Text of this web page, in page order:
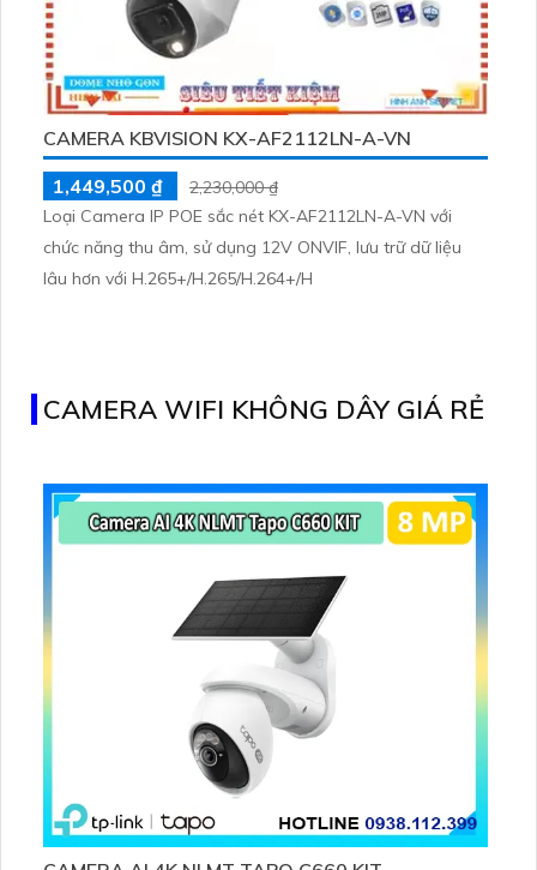
CAMERA KBVISION KX-AF2112LN-A-VN
1,449,500 ₫
2,230,000 ₫
Loại Camera IP POE sắc nét KX-AF2112LN-A-VN với
chức năng thu âm, sử dụng 12V ONVIF, lưu trữ dữ liệu
lâu hơn với H.265+/H.265/H.264+/H
CAMERA WIFI KHÔNG DÂY GIÁ RẺ